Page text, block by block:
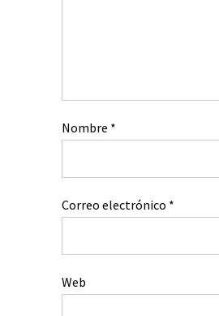
Nombre *
Correo electrónico *
Web